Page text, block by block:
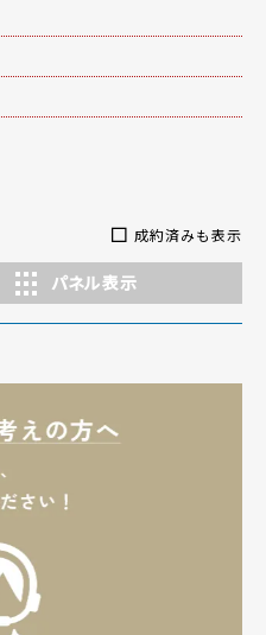
成約済みも表示
パネル表示